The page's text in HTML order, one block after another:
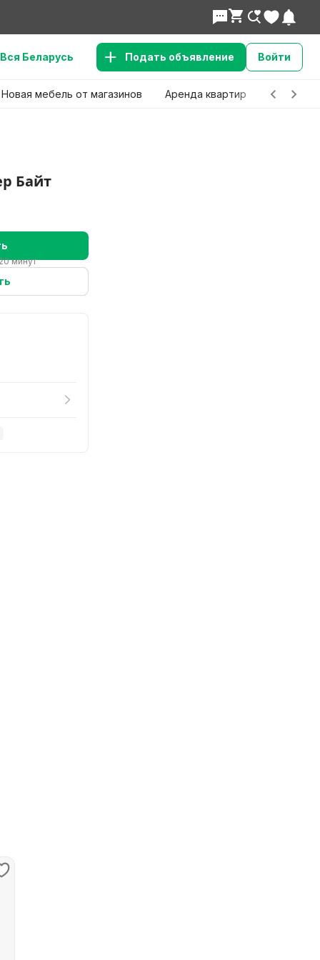
Вся Беларусь Подать объявление Войти
Новая мебель от магазинов Аренда квартир Детские
Байт
минут